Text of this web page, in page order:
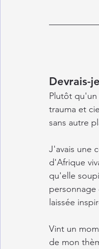
Devrais-
Plutôt
trauma et
sans autre
J'avais une
d'Afrique
qu'elle
laissée
Vint un
de mon